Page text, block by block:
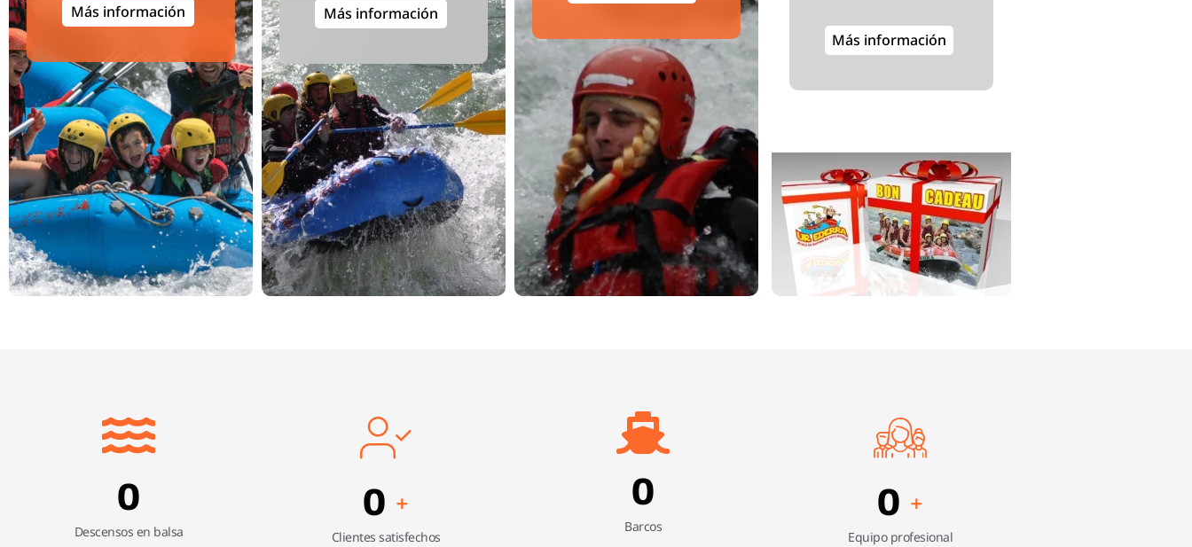
Más información Más información
Más información
0
Descensos en balsa
0 +
Clientes satisfechos
0
Barcos 0 +
Equipo profesional